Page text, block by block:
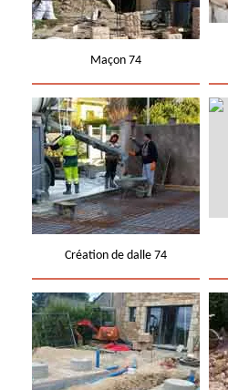
Maçon 74
Création de dalle 74